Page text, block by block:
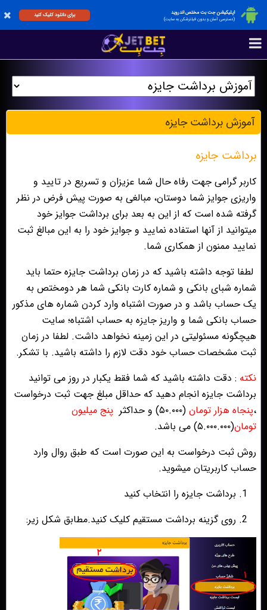
اپلیکیشن جت بت مختص اندروید
(دسترسی آسان و بدون فیلترشکن به سایت)
برای دانلود کلیک کنید
آموزش برداشت جایزه
برداشت جایزه
کاربر گرامی جهت رفاه حال شما عزیزان و تسریع در تایید و
واریزی جوایز شما دوستان، مبالغی به صورت پیش فرض در نظر
گرفته شده است که از این به بعد برای برداشت جوایز خود
میتوانید از آنها استفاده نمایید و جوایز خود را به این مبالغ ثبت
نمایید ممنون از همکاری شما.
لطفا توجه داشته باشید که در زمان برداشت جایزه حتما باید
شماره شبای بانکی و شماره کارت بانکی شما هر دومختص به
یک حساب باشد و در صورت اشتباه وارد کردن شماره های مذکور
حساب بانکی شما و واریز جایزه به حساب اشتباه؛ سایت
هیچگونه مسئولیتی در این زمینه نخواهد داشت. لطفا در زمان
ثبت مشخصات حساب خود دقت لازم را داشته باشید. با تشکر.
نکته : دقت داشته باشید که شما فقط یکبار در روز می توانید
برداشت جایزه انجام دهید که حداقل مبلغ جهت ثبت درخواست
،پنجاه هزار تومان (۵۰.۰۰۰) و حداکثر پنج میلیون
تومان(۵.۰۰۰.۰۰۰)
می باشد.
روش ثبت درخواست به این صورت است که طبق روال وارد
حساب کاربریتان میشوید.
1. برداشت جایزه را انتخاب کنید
2. روی گزینه برداشت مستقیم کلیک کنید.مطابق شکل زیر: